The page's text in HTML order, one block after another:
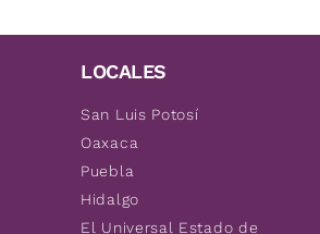
LOCALES
San Luis Potosí
Oaxaca
Puebla
Hidalgo
El Universal Estado de